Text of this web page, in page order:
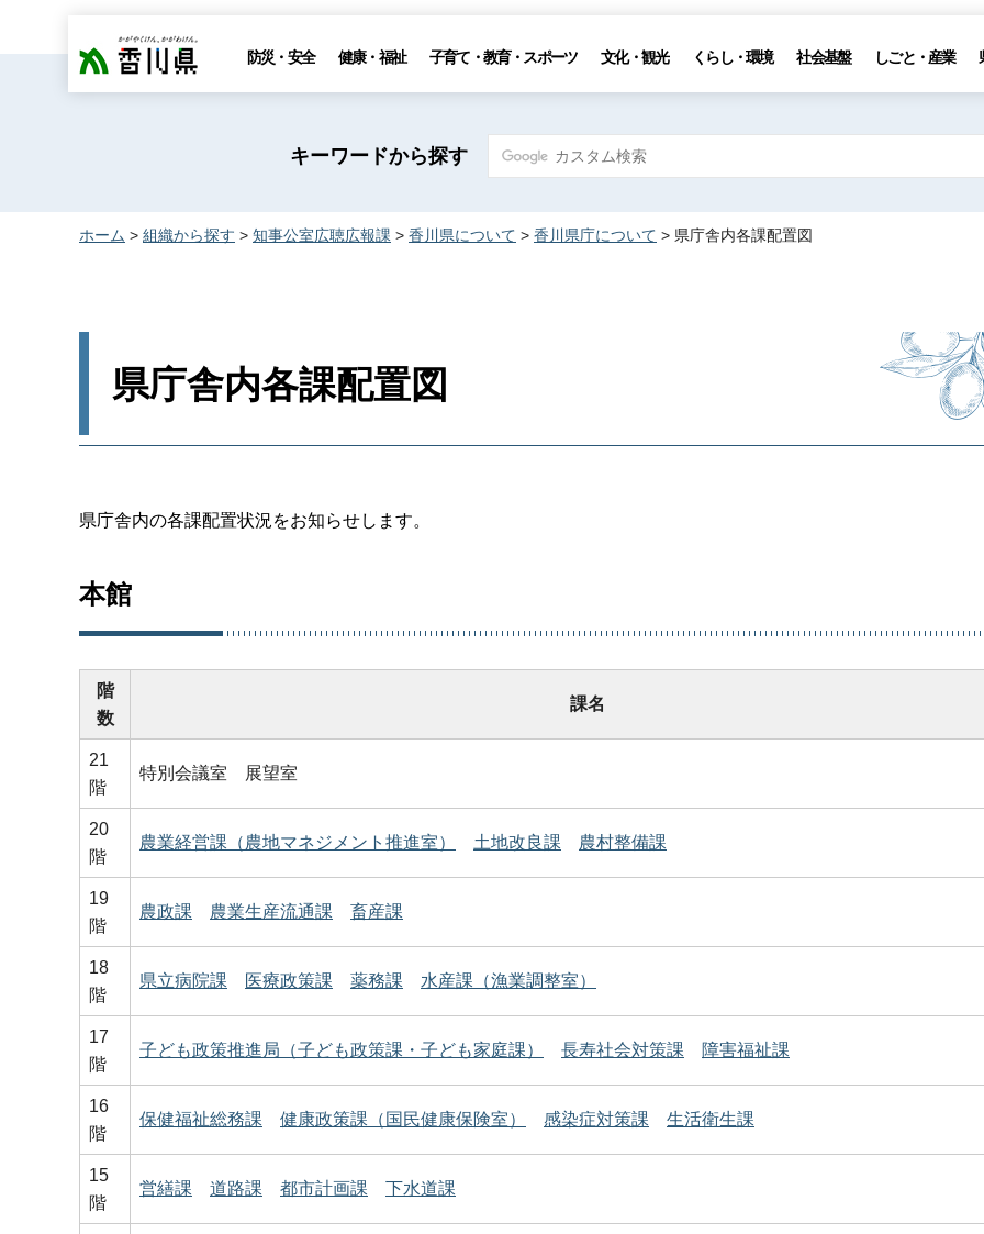
香川県 防災・安全 健康・福祉 子育て・教育・スポーツ 文化・観光 くらし・環境 社会基盤 しごと・産業
キーワードから探す
ホーム > 組織から探す > 知事公室広聴広報課 > 香川県について > 香川県庁について > 県庁舎内各課配置図
県庁舎内各課配置図
県庁舎内の各課配置状況をお知らせします。
本館
階
数
課名
21
階
特別会議室 展望室
20
階
農業経営課（農地マネジメント推進室） 土地改良課 農村整備課
19
階
農政課 農業生産流通課 畜産課
18
階
県立病院課 医療政策課 薬務課 水産課（漁業調整室）
17
階
子ども政策推進局（子ども政策課・子ども家庭課） 長寿社会対策課 障害福祉課
16
階
保健福祉総務課 健康政策課（国民健康保険室） 感染症対策課 生活衛生課
15
階
営繕課 道路課 都市計画課 下水道課